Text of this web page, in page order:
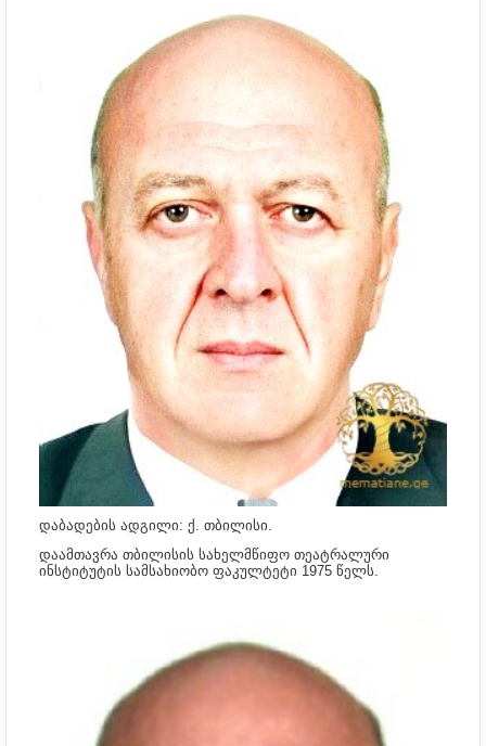
დაბადების ადგილი: ქ. თბილისი.
დაამთავრა თბილისის სახელმწიფო თეატრალური
ინსტიტუტის სამსახიობო ფაკულტეტი 1975 წელს.